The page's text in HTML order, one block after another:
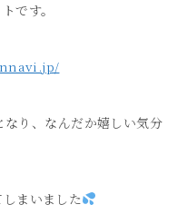
です。
り、なんだか嬉しい気分
まいました